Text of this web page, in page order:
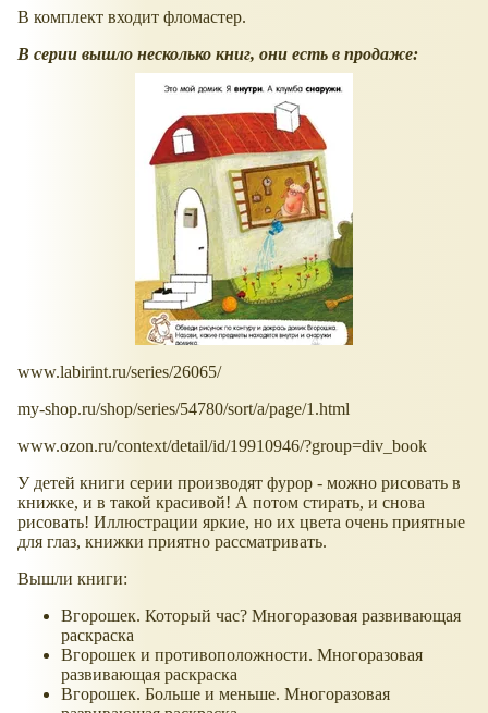
В комплект входит фломастер.
В серии вышло несколько книг, они есть в продаже:
www.labirint.ru/series/26065/
my-shop.ru/shop/series/54780/sort/a/page/1.html
www.ozon.ru/context/detail/id/19910946/?group=div_book
У детей книги серии производят фурор - можно рисовать в
книжке, и в такой красивой! А потом стирать, и снова
рисовать! Иллюстрации яркие, но их цвета очень приятные
для глаз, книжки приятно рассматривать.
Вышли книги:
Вгорошек. Который час? Многоразовая развивающая
раскраска
Вгорошек и противоположности. Многоразовая
развивающая раскраска
Вгорошек. Больше и меньше. Многоразовая